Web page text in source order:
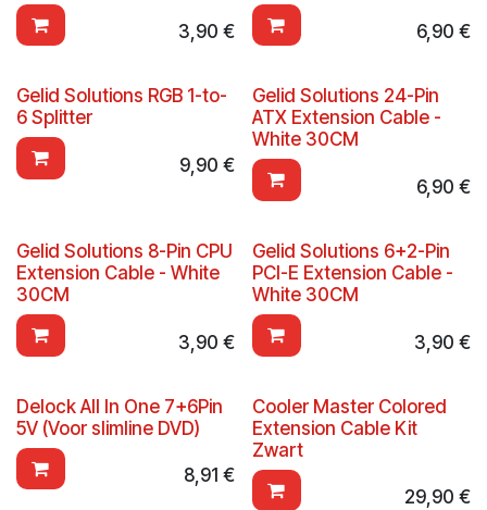
3,90 € 6,90 €
Gelid Solutions RGB 1-to-
6 Splitter
9,90 €
Gelid Solutions 24-Pin
ATX Extension Cable -
White 30CM
6,90 €
Gelid Solutions 8-Pin CPU
Extension Cable - White
30CM
3,90 €
Gelid Solutions 6+2-Pin
PCI-E Extension Cable -
White 30CM
3,90 €
Delock All In One 7+6Pin
5V (Voor slimline DVD)
8,91 €
Cooler Master Colored
Extension Cable Kit
Zwart
29,90 €